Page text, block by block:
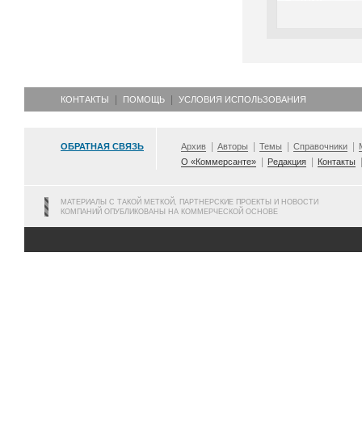
КОНТАКТЫ ПОМОЩЬ УСЛОВИЯ ИСПОЛЬЗОВАНИЯ
ОБРАТНАЯ СВЯЗЬ Архив Авторы Темы Справочники
О «Коммерсанте»
Редакция Контакты
МАТЕРИАЛЫ С ТАКОЙ МЕТКОЙ, ПАРТНЕРСКИЕ ПРОЕКТЫ И НОВОСТИ
КОМПАНИЙ ОПУБЛИКОВАНЫ НА КОММЕРЧЕСКОЙ ОСНОВЕ